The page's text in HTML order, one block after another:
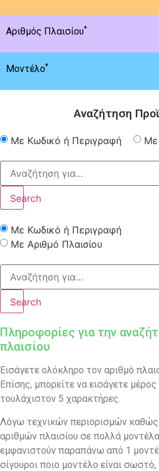
Αριθμός Πλαισίου*
Μοντέλο*
Αναζήτηση
Με Κωδικό ή Περιγραφή Με
Search
Με Κωδικό ή Περιγραφή
Με Αριθμό Πλαισίου
Search
Πληροφορίες για την
πλαισίου
Εισάγετε ολόκληρο τον αριθμό
Επίσης, μπορείτε να εισάγετε
τουλάχιστον 5 χαρακτήρες.
Λόγω τεχνικών περιορισμών καθώς
αριθμών πλαισίου σε πολλά
εμφανιστούν παραπάνω από 1
σίγουροι ποιο μοντέλο είναι